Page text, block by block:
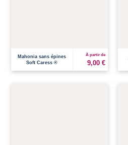
Mahonia sans épines
Soft Caress ®
À partir de
9,00 €